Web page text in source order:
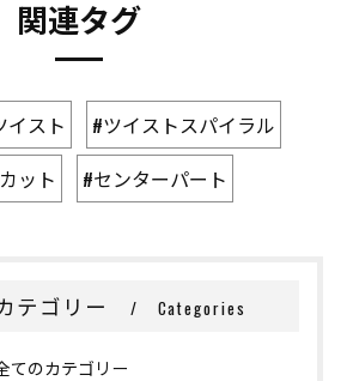
関連タグ
イスト
#ツイストスパイラル
ット
#センターパート
テゴリー Categories
てのカテゴリー